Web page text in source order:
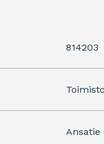
814203
Ansatie